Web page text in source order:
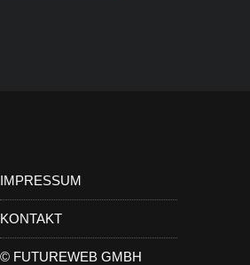
IMPRESSUM
KONTAKT
© FUTUREWEB GMBH